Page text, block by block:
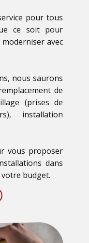
pour tous
ce soit pour
avec
nous saurons
de
(prises de
installation
vous proposer
dans
votre budget.